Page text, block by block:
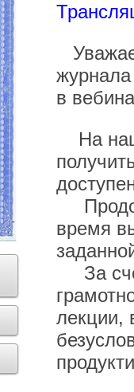
журнала
в
На
время
За
лекции,